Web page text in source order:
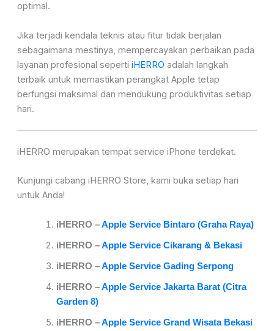
optimal.
Jika terjadi kendala teknis atau fitur tidak berjalan
sebagaimana mestinya, mempercayakan perbaikan pada
layanan profesional seperti iHERRO adalah langkah
terbaik untuk memastikan perangkat Apple tetap
berfungsi maksimal dan mendukung produktivitas setiap
hari.
iHERRO merupakan tempat service iPhone terdekat.
Kunjungi cabang iHERRO Store, kami buka setiap hari
untuk Anda!
iHERRO –Apple Service Bintaro (Graha Raya)
iHERRO –Apple Service Cikarang & Bekasi
iHERRO –Apple Service Gading Serpong
iHERRO –Apple Service Jakarta Barat (Citra
Garden 8)
iHERRO –Apple Service Grand Wisata Bekasi